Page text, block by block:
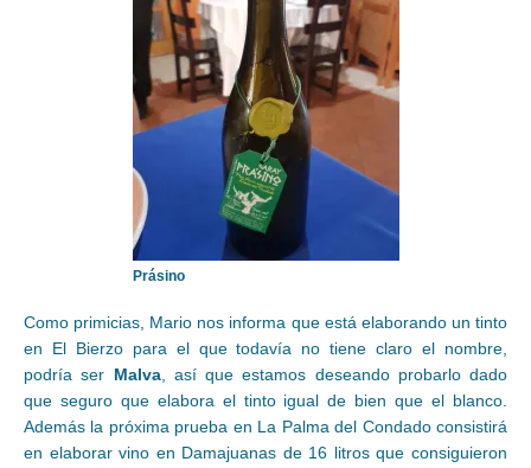
Prásino
Como primicias, Mario nos informa que está elaborando un tinto
en El Bierzo para el que todavía no tiene claro el nombre,
podría ser Malva, así que estamos deseando probarlo dado
que seguro que elabora el tinto igual de bien que el blanco.
Además la próxima prueba en La Palma del Condado consistirá
en elaborar vino en Damajuanas de 16 litros que consiguieron